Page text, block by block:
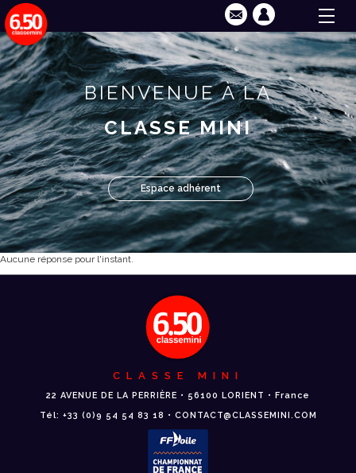
BIENVENUE À LA
CLASSE MINI
Espace adhérent
Aucune réponse pour l'instant.
CLASSE MINI
22 AVENUE DE LA PERRIÈRE • 56100 LORIENT • France
Tél: +33 (0)9 54 54 83 18 • CONTACT@CLASSEMINI.COM